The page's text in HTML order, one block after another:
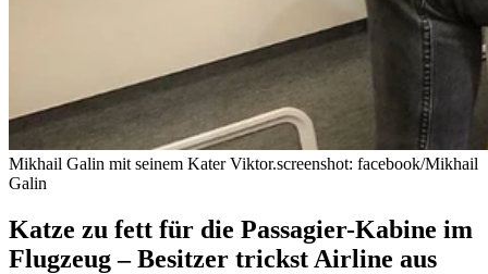
Mikhail Galin mit seinem Kater Viktor.screenshot: facebook/Mikhail
Galin
Katze zu fett für die Passagier-Kabine im
Flugzeug – Besitzer trickst Airline aus